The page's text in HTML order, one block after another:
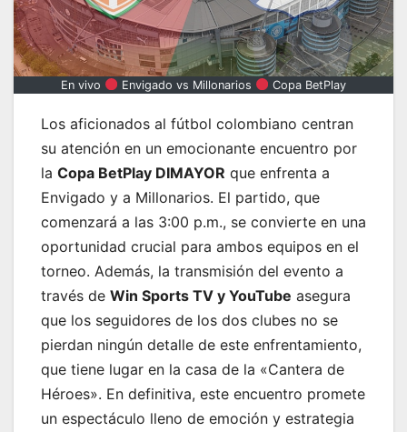
En vivo Envigado vs Millonarios Copa BetPlay
Los aficionados al fútbol colombiano centran
su atención en un emocionante encuentro por
la Copa BetPlay DIMAYOR que enfrenta a
Envigado y a Millonarios. El partido, que
comenzará a las 3:00 p.m., se convierte en una
oportunidad crucial para ambos equipos en el
torneo. Además, la transmisión del evento a
través de Win Sports TV y YouTube asegura
que los seguidores de los dos clubes no se
pierdan ningún detalle de este enfrentamiento,
que tiene lugar en la casa de la «Cantera de
Héroes». En definitiva, este encuentro promete
un espectáculo lleno de emoción y estrategia